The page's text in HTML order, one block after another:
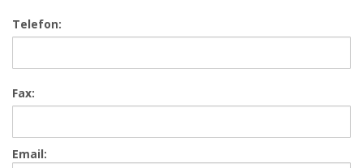
Telefon:
Fax:
Email: